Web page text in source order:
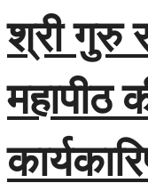
श्री गुरु
महापीठ